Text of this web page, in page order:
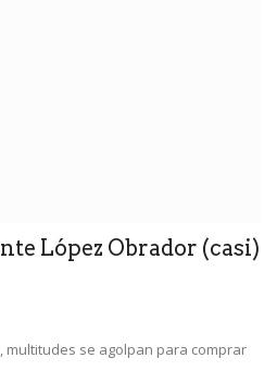
López Obrador (casi)
multitudes se agolpan para comprar